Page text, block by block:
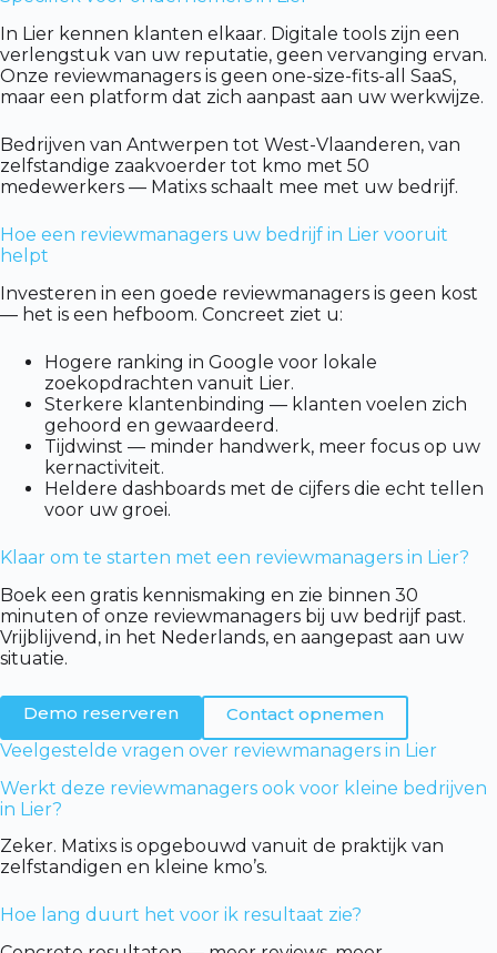
In Lier kennen klanten elkaar. Digitale tools zijn een
verlengstuk van uw reputatie, geen vervanging ervan.
Onze reviewmanagers is geen one-size-fits-all SaaS,
maar een platform dat zich aanpast aan uw werkwijze.
Bedrijven van Antwerpen tot West-Vlaanderen, van
zelfstandige zaakvoerder tot kmo met 50
medewerkers — Matixs schaalt mee met uw bedrijf.
Hoe een reviewmanagers uw bedrijf in Lier vooruit
helpt
Investeren in een goede reviewmanagers is geen kost
— het is een hefboom. Concreet ziet u:
Hogere ranking in Google voor lokale
zoekopdrachten vanuit Lier.
Sterkere klantenbinding — klanten voelen zich
gehoord en gewaardeerd.
Tijdwinst — minder handwerk, meer focus op uw
kernactiviteit.
Heldere dashboards met de cijfers die echt tellen
voor uw groei.
Klaar om te starten met een reviewmanagers in Lier?
Boek een gratis kennismaking en zie binnen 30
minuten of onze reviewmanagers bij uw bedrijf past.
Vrijblijvend, in het Nederlands, en aangepast aan uw
situatie.
Demo reserveren
Contact opnemen
Veelgestelde vragen over reviewmanagers in Lier
Werkt deze reviewmanagers ook voor kleine bedrijven
in Lier?
Zeker. Matixs is opgebouwd vanuit de praktijk van
zelfstandigen en kleine kmo’s.
Hoe lang duurt het voor ik resultaat zie?